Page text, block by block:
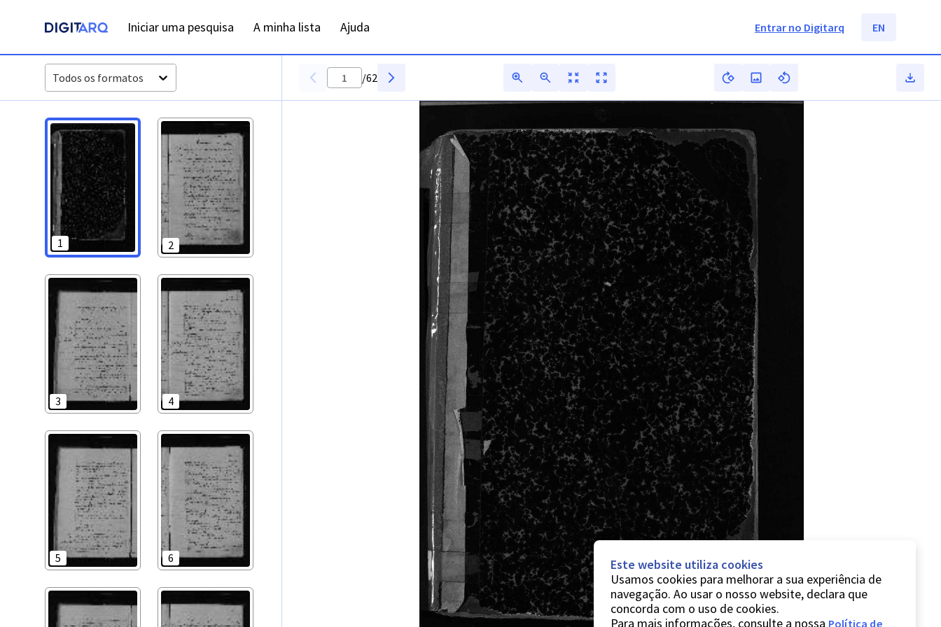
Iniciar uma pesquisa A minha lista Ajuda Entrar no Digitarq EN
Todos os formatos
1 2
3 4
5 6
/62
Este website utiliza cookies
Usamos cookies para melhorar a sua experiência de
navegação. Ao usar o nosso website, declara que
concorda com o uso de cookies.
Para mais informações, consulte a nossa Política de